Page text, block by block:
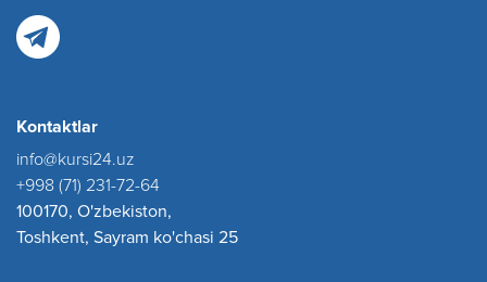
Kontaktlar
info@kursi24.uz
+998 (71) 231-72-64
100170, O'zbekiston,
Toshkent, Sayram ko'chasi 25